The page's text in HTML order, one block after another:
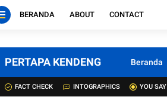
BERANDA ABOUT CONTACT
PERTAPA KENDENG Beranda
FACT CHECK INTOGRAPHICS YOU SAY